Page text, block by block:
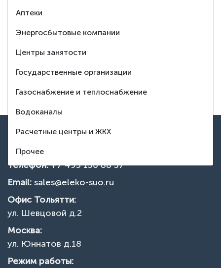
Аптеки
Энергосбытовые компании
Центры занятости
Государственные организации
Газоснабжение и теплоснабжение
Водоканалы
Расчетные центры и ЖКХ
Прочее
8 (495) 150-88-37
Заказать обратный звонок
Тех. поддержка
Телефон: +7 495 150 88 37
Email: sales@eleko-suo.ru
Офис Тольятти:
ул. Шевцовой д.2
Москва:
ул. Юннатов д.18
Режим работы: